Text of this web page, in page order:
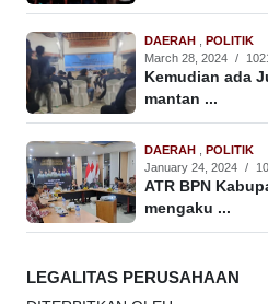
DAERAH , POLITIK
March 28, 2024 /
Kemudian ada
mantan ...
DAERAH , POLITIK
January 24, 2024 /
ATR BPN
mengaku ...
LEGALITAS PERUSAHAAN